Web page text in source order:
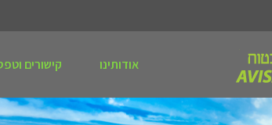
אודותינו קישורים